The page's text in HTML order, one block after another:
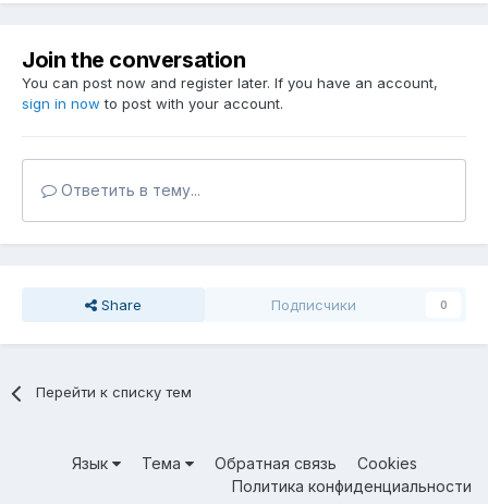
Join the conversation
You can post now and register later. If you have an account,
sign in now to post with your account.
Ответить в тему...
Share Подписчики 0
Перейти к списку тем
Язык Тема Обратная связь
Cookies
Политика конфиденциальности